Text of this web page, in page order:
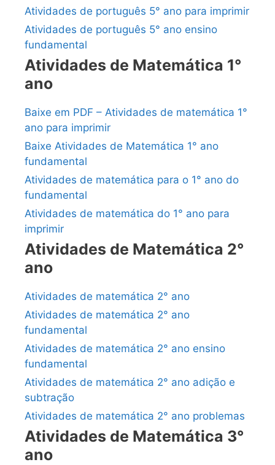
Atividades de português 5° ano para imprimir
Atividades de português 5° ano ensino
fundamental
Atividades de Matemática 1°
ano
Baixe em PDF – Atividades de matemática 1°
ano para imprimir
Baixe Atividades de Matemática 1° ano
fundamental
Atividades de matemática para o 1° ano do
fundamental
Atividades de matemática do 1° ano para
imprimir
Atividades de Matemática 2°
ano
Atividades de matemática 2° ano
Atividades de matemática 2° ano
fundamental
Atividades de matemática 2° ano ensino
fundamental
Atividades de matemática 2° ano adição e
subtração
Atividades de matemática 2° ano problemas
Atividades de Matemática 3°
ano